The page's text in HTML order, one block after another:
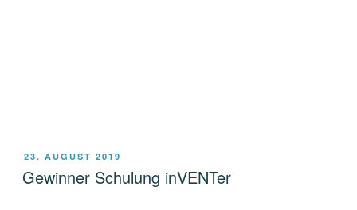
VERÖFFENTLICHT
AM
23. AUGUST 2019
Gewinner Schulung inVENTer